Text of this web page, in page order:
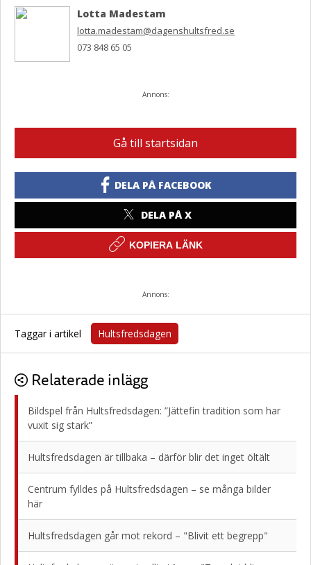
Lotta Madestam
lotta.madestam@dagenshultsfred.se
073 848 65 05
Annons:
Gå till startsidan
DELA PÅ FACEBOOK
DELA PÅ X
KOPIERA LÄNK
Annons:
Taggar i artikel Hultsfredsdagen
Relaterade inlägg
Bildspel från Hultsfredsdagen: ”Jättefin tradition som har
vuxit sig stark”
Hultsfredsdagen är tillbaka – därför blir det inget öltält
Centrum fylldes på Hultsfredsdagen – se många bilder
här
Hultsfredsdagen går mot rekord – "Blivit ett begrepp"